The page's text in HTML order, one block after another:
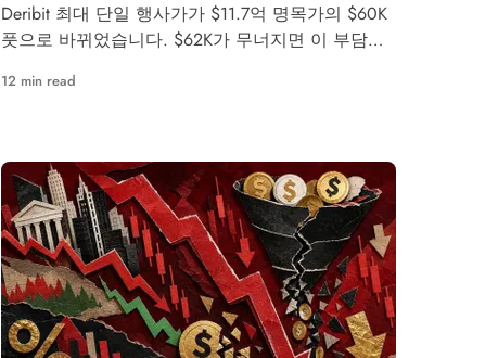
Deribit 최대 단일 행사가가 $11.7억 명목가의 $60K
풋으로 바뀌었습니다. $62K가 무너지면 이 부담이
12 min read